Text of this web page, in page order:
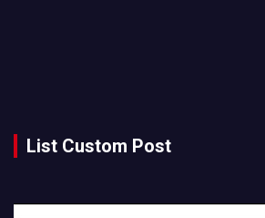
List Custom Post